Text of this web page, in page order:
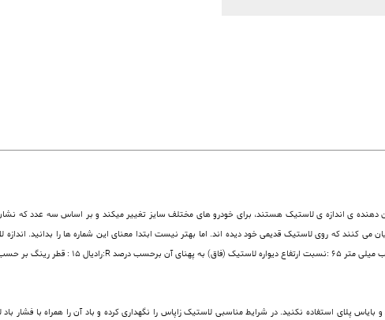
ی اندازه ی لاستیک هستند، برای خودرو های مختلف سایز تغییر میکند و بر اساس سه عدد که نشان
پلای استفاده نکنید. در شرایط مناسبی لاستیک زاپاس را نگهداری کرده و باد آن را همراه با